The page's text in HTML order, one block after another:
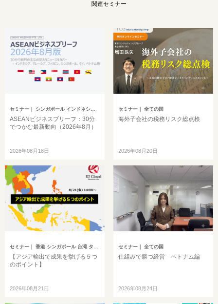
関連セミナー
セミナー ｜ シンガポール インドネシア ベトナム タイ フィリピン マレーシア ミャンマー カンボジア その他アジア
ASEANビジネスブリーフ：30分
でつかむ最新動向（2026年8月）
2026年08月18日
セミナー｜ 全ての国
海外子会社の税務リスク総点検
2026年08月20日
セミナー ｜ 香港 シンガポール 台湾 タイ マレーシア
【アジア輸出で成果を挙げる５つ
のポイント】
2026年08月21日
セミナー｜ 全ての国
仕組みで勝つ経営 ベトナム編
2026年08月24日